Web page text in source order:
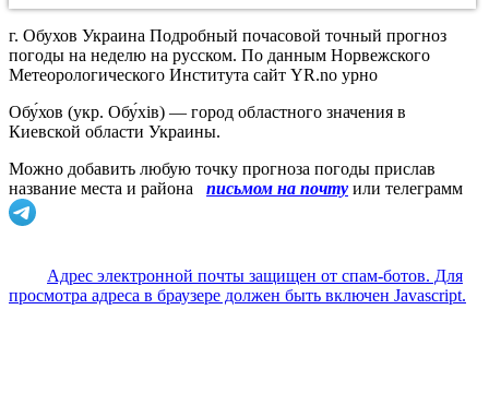
г. Обухов Украина Подробный почасовой точный прогноз
погоды на неделю на русском. По данным Норвежского
Метеорологического Института сайт YR.no урно
Обу́хов (укр. Обу́хів) — город областного значения в
Киевской области Украины.
Можно добавить любую точку прогноза погоды прислав
название места и района
письмом на почту или телеграмм
Адрес электронной почты защищен от спам-ботов. Для
просмотра адреса в браузере должен быть включен Javascript.